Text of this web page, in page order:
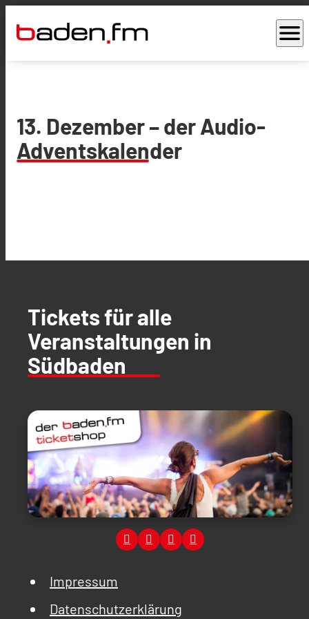
menu
13. Dezember – der Audio-
Adventskalender
Tickets für alle
Veranstaltungen in
Südbaden
Impressum
Datenschutzerklärung